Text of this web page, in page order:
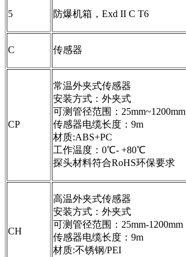
5 防爆机箱，Exd II C T6
C 传感器
CP
常温外夹式传感器
安装方式：外夹式
可测管径范围：25mm~1200mm
传感器电缆长度：9m
材质:ABS+PC
工作温度：0℃- +80℃
探头材料符合RoHS环保要求
CH
高温外夹式传感器
安装方式：外夹式
可测管径范围：25mm-1200mm
传感器电缆长度：9m
材质:不锈钢/PEI